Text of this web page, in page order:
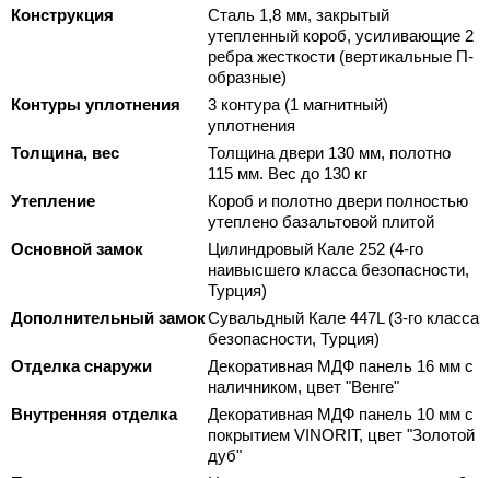
Конструкция
Сталь 1,8 мм, закрытый
утепленный короб, усиливающие 2
ребра жесткости (вертикальные П-
образные)
Контуры уплотнения
3 контура (1 магнитный)
уплотнения
Толщина, вес
Толщина двери 130 мм, полотно
115 мм. Вес до 130 кг
Утепление
Короб и полотно двери полностью
утеплено базальтовой плитой
Основной замок
Цилиндровый Кале 252 (4-го
наивысшего класса безопасности,
Турция)
Дополнительный замокСувальдный Кале 447L (3-го класса
безопасности, Турция)
Отделка снаружи
Декоративная МДФ панель 16 мм с
наличником, цвет "Венге"
Внутренняя отделка
Декоративная МДФ панель 10 мм с
покрытием VINORIT, цвет "Золотой
дуб"